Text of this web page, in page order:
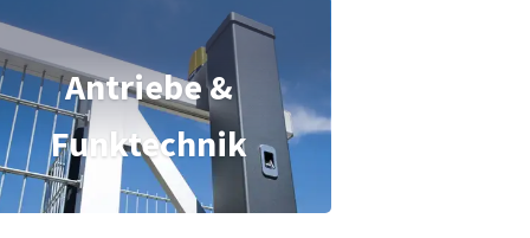
Antriebe &
Funktechnik